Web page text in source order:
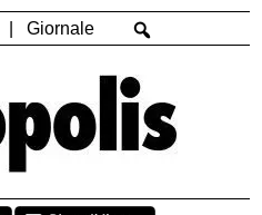
Giornale